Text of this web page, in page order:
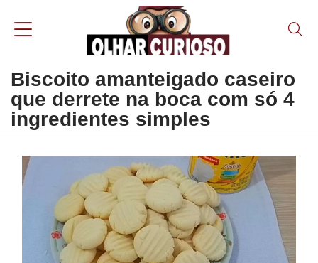
Biscoito amanteigado caseiro
que derrete na boca com só 4
ingredientes simples